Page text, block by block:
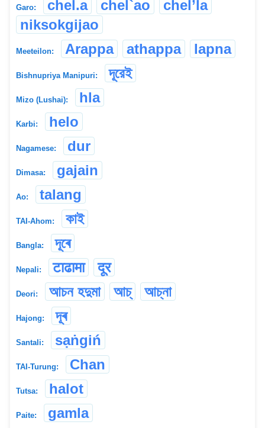
Garo: chel.a chel`ao
chel’la
niksokgijao
Meeteilon: Arappa athappa lapna
Bishnupriya Manipuri: দূরেই
Mizo (Lushai): hla
Karbi: helo
Nagamese: dur
Dimasa: gajain
Ao: talang
TAI-Ahom: কাই
Bangla: দূৰে
Nepali: टाढामा दूर
Deori: আচন হদুমা আচ্ আচ্না
Hajong: দূৰ
Santali: sạṅgiń
TAI-Turung: Chan
Tutsa: halot
Paite: gamla